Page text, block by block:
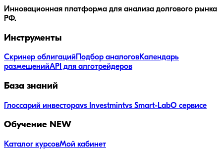
Инновационная платформа для анализа долгового рынка
РФ.
Инструменты
Скринер облигацийПодбор аналоговКалендарь
размещенийAPI для алготрейдеров
База знаний
Глоссарий инвестораvs Investmintvs Smart-LabО сервисе
Обучение NEW
Каталог курсовМой кабинет